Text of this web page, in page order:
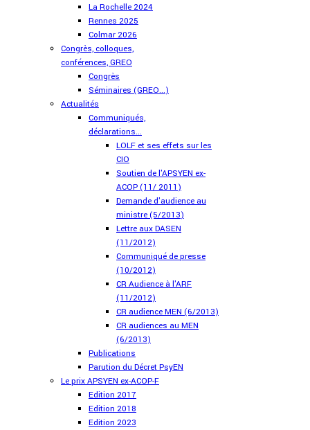
La Rochelle 2024
Rennes 2025
Colmar 2026
Congrès, colloques,
conférences, GREO
Congrès
Séminaires (GREO...)
Actualités
Communiqués,
déclarations...
LOLF et ses effets sur les
CIO
Soutien de l'APSYEN ex-
ACOP (11/ 2011)
Demande d'audience au
ministre (5/2013)
Lettre aux DASEN
(11/2012)
Communiqué de presse
(10/2012)
CR Audience à l'ARF
(11/2012)
CR audience MEN (6/2013)
CR audiences au MEN
(6/2013)
Publications
Parution du Décret PsyEN
Le prix APSYEN ex-ACOP-F
Edition 2017
Edition 2018
Edition 2023